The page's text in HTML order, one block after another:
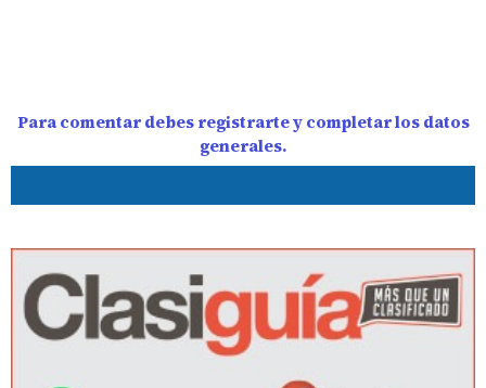
Para comentar debes registrarte y completar los datos
generales.